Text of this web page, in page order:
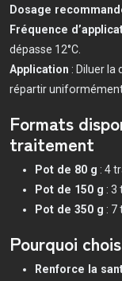
Dosage
Fréquence
dépasse 12°C.
Application : Diluer la
répartir
Formats
traitement
Pot de 80 g : 4
Pot de 150 g : 3
Pot de 350 g : 7
Pourquoi
Renforce la